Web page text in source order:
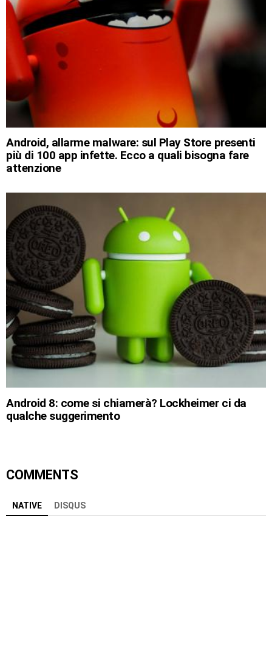
Android, allarme malware: sul Play Store presenti
più di 100 app infette. Ecco a quali bisogna fare
attenzione
Android 8: come si chiamerà? Lockheimer ci da
qualche suggerimento
COMMENTS
NATIVE DISQUS